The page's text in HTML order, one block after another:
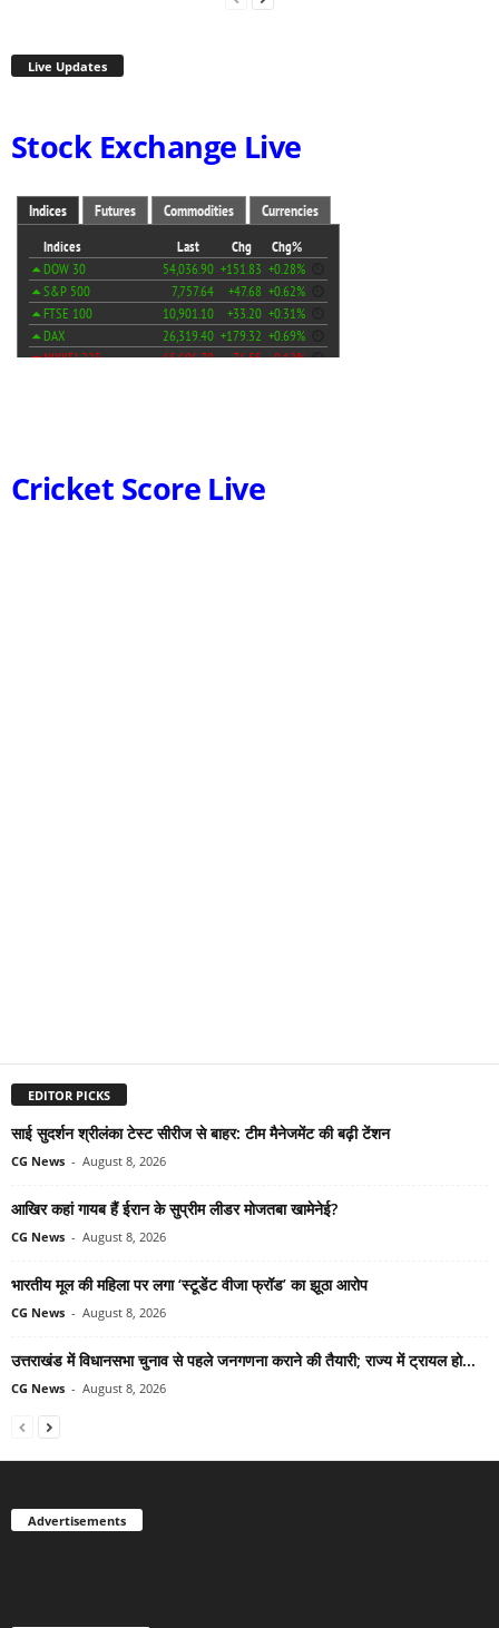
Live Updates
Stock Exchange Live
Cricket Score Live
EDITOR PICKS
साई सुदर्शन श्रीलंका टेस्ट सीरीज से बाहर: टीम मैनेजमेंट की बढ़ी टेंशन
CG News - August 8, 2026
आखिर कहां गायब हैं ईरान के सुप्रीम लीडर मोजतबा खामेनेई?
CG News - August 8, 2026
भारतीय मूल की महिला पर लगा ‘स्टूडेंट वीजा फ्रॉड’ का झूठा आरोप
CG News - August 8, 2026
उत्तराखंड में विधानसभा चुनाव से पहले जनगणना कराने की तैयारी; राज्य में ट्रायल हो...
CG News - August 8, 2026
Advertisements